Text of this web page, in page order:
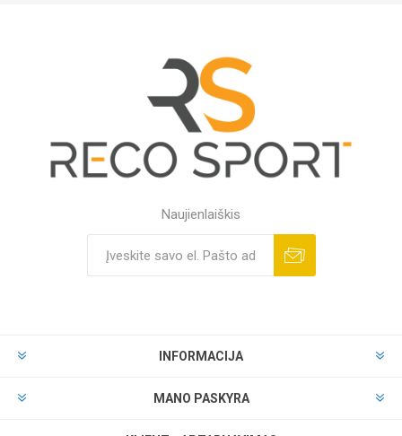
Naujienlaiškis
INFORMACIJA
MANO PASKYRA